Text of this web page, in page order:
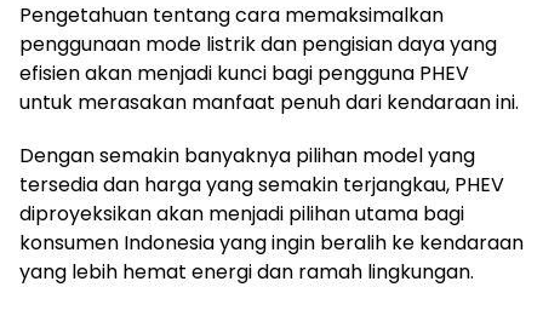
Pengetahuan tentang cara memaksimalkan
penggunaan mode listrik dan pengisian daya yang
efisien akan menjadi kunci bagi pengguna PHEV
untuk merasakan manfaat penuh dari kendaraan ini.
Dengan semakin banyaknya pilihan model yang
tersedia dan harga yang semakin terjangkau, PHEV
diproyeksikan akan menjadi pilihan utama bagi
konsumen Indonesia yang ingin beralih ke kendaraan
yang lebih hemat energi dan ramah lingkungan.